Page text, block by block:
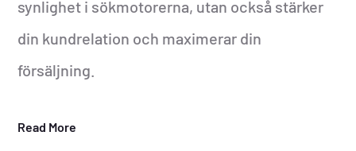
synlighet i sökmotorerna, utan också stärker
din kundrelation och maximerar din
försäljning.
Read More